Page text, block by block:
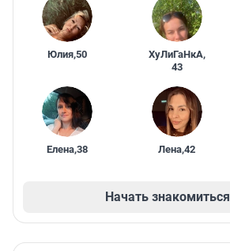
Юлия,50 ХуЛиГаНкА,
43
Елена,38 Лена,42
Начать знакомиться